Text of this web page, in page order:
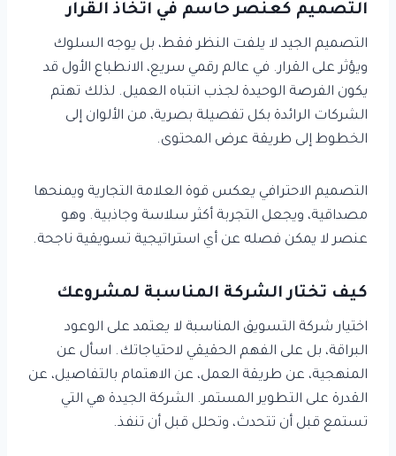
التصميم كعنصر حاسم في اتخاذ القرار
التصميم الجيد لا يلفت النظر فقط، بل يوجه السلوك
ويؤثر على القرار. في عالم رقمي سريع، الانطباع الأول قد
يكون الفرصة الوحيدة لجذب انتباه العميل. لذلك تهتم
الشركات الرائدة بكل تفصيلة بصرية، من الألوان إلى
الخطوط إلى طريقة عرض المحتوى.
التصميم الاحترافي يعكس قوة العلامة التجارية ويمنحها
مصداقية، ويجعل التجربة أكثر سلاسة وجاذبية. وهو
عنصر لا يمكن فصله عن أي استراتيجية تسويقية ناجحة.
كيف تختار الشركة المناسبة لمشروعك
اختيار شركة التسويق المناسبة لا يعتمد على الوعود
البراقة، بل على الفهم الحقيقي لاحتياجاتك. اسأل عن
المنهجية، عن طريقة العمل، عن الاهتمام بالتفاصيل، عن
القدرة على التطوير المستمر. الشركة الجيدة هي التي
تستمع قبل أن تتحدث، وتحلل قبل أن تنفذ.